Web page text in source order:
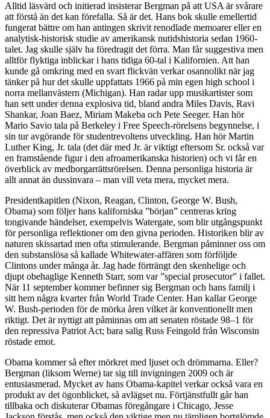
Alltid läsvärd och initierad insisterar Bergman på att USA är svårare
att förstå än det kan förefalla. Så är det. Hans bok skulle emellertid
fungerat bättre om han antingen skrivit renodlade memoarer eller en
analytisk-historisk studie av amerikansk nutidshistoria sedan 1960-
talet. Jag skulle själv ha föredragit det förra. Man får suggestiva men
alltför flyktiga inblickar i hans tidiga 60-tal i Kalifornien. Att han
kunde gå omkring med en svart flickvän verkar osannolikt när jag
tänker på hur det skulle uppfattats 1966 på min egen high school i
norra mellanvästern (Michigan). Han radar upp musikartister som
han sett under denna explosiva tid, bland andra Miles Davis, Ravi
Shankar, Joan Baez, Miriam Makeba och Pete Seeger. Han hör
Mario Savio tala på Berkeley i Free Speech-rörelsens begynnelse, i
sin tur avgörande för studentrevoltens utveckling. Han hör Martin
Luther King, Jr. tala (det där med Jr. är viktigt eftersom Sr. också var
en framstående figur i den afroamerikanska historien) och vi får en
överblick av medborgarrättsrörelsen. Denna personliga historia är
allt annat än dussinvara – man vill veta mera, mycket mera.
Presidentkapitlen (Nixon, Reagan, Clinton, George W. Bush,
Obama) som följer hans kaliforniska ”början” centreras kring
tongivande händelser, exempelvis Watergate, som blir utgångspunkt
för personliga reflektioner om den givna perioden. Historiken blir av
naturen skissartad men ofta stimulerande. Bergman påminner oss om
den substanslösa så kallade Whitewater-affären som förföljde
Clintons under många år. Jag hade förträngt den skenhelige och
djupt obehaglige Kenneth Starr, som var ”special prosecutor” i fallet.
När 11 september kommer befinner sig Bergman och hans familj i
sitt hem några kvarter från World Trade Center. Han kallar George
W. Bush-perioden för de mörka åren vilket är konventionellt men
riktigt. Det är nyttigt att påminnas om att senaten röstade 98–1 för
den repressiva Patriot Act; bara salig Russ Feingold från Wisconsin
röstade emot.
Obama kommer så efter mörkret med ljuset och drömmarna. Eller?
Bergman (liksom Werne) tar sig till invigningen 2009 och är
entusiasmerad. Mycket av hans Obama-kapitel verkar också vara en
produkt av det ögonblicket, så avlägset nu. Förtjänstfullt går han
tillbaka och diskuterar Obamas föregångare i Chicago, Jesse